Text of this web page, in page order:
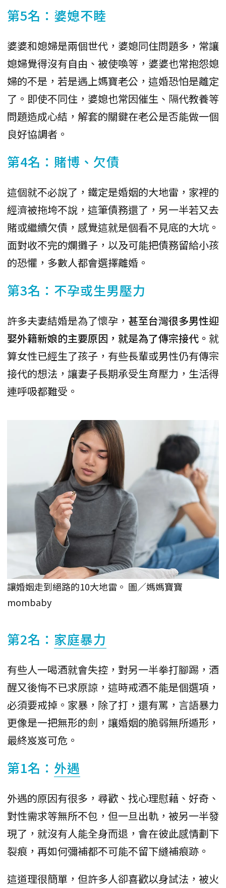
第5名：婆媳不睦
婆婆和媳婦是兩個世代，婆媳同住問題多，常讓
媳婦覺得沒有自由、被使喚等，婆婆也常抱怨媳
婦的不是，若是遇上媽寶老公，這婚恐怕是離定
了。即使不同住，婆媳也常因催生、隔代教養等
問題造成心結，解套的關鍵在老公是否能做一個
良好協調者。
第4名：賭博、欠債
這個就不必說了，鐵定是婚姻的大地雷，家裡的
經濟被拖垮不說，這筆債務還了，另一半若又去
賭或繼續欠債，感覺這就是個看不見底的大坑。
面對收不完的爛攤子，以及可能把債務留給小孩
的恐懼，多數人都會選擇離婚。
第3名：不孕或生男壓力
許多夫妻結婚是為了懷孕， 甚至台灣很多男性迎
娶外籍新娘的主要原因，就是為了傳宗接代。 就
算女性已經生了孩子，有些長輩或男性仍有傳宗
接代的想法，讓妻子長期承受生育壓力，生活得
連呼吸都難受。
讓婚姻走到絕路的10大地雷。 圖／媽媽寶寶
mombaby
第2名： 家庭暴力
有些人一喝酒就會失控，對另一半拳打腳踢，酒
醒又後悔不已求原諒，這時戒酒不能是個選項，
必須要戒掉。家暴，除了打，還有罵，言語暴力
更像是一把無形的劍，讓婚姻的脆弱無所遁形，
最終岌岌可危。
第1名： 外遇
外遇的原因有很多，尋歡、找心理慰藉、好奇、
對性需求等無所不包，但一旦出軌，被另一半發
現了，就沒有人能全身而退，會在彼此感情劃下
裂痕，再如何彌補都不可能不留下縫補痕跡。
這道理很簡單，但許多人卻喜歡以身試法，被火